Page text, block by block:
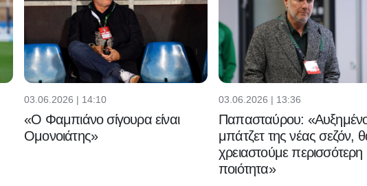
03.06.2026 | 14:10
«Ο Φαμπιάνο σίγουρα είναι
Ομονοιάτης»
03.06.2026 | 13:36
Παπασταύρου:
μπάτζετ της νέας σεζόν,
χρειαστούμε περισσότερη
ποιότητα»